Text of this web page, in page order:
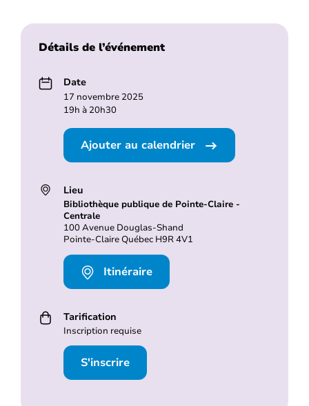
Détails de l’événement
Date
17 novembre 2025
19h à 20h30
Ajouter au calendrier
Lieu
Bibliothèque publique de Pointe-Claire -
Centrale
100 Avenue Douglas-Shand
Pointe-Claire Québec H9R 4V1
Itinéraire
Tarification
Inscription requise
S'inscrire